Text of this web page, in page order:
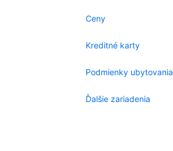
Ceny
Kreditné karty
Podmienky ubytovania
Ďalšie zariadenia